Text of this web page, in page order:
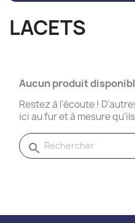
LACETS
Aucun produit
Restez à l'écoute !
ici au fur et à mesure
search